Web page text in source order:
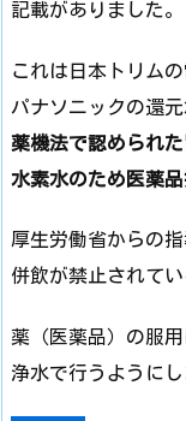
記載がありました。
これは日本トリム
パナソニックの還
薬機法で認められ
水素水のため医薬
厚生労働省からの
併飲が禁止されてい
薬（医薬品）の服用
浄水で行うようにし